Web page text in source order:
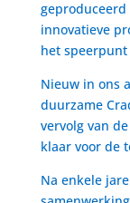
innovatieve
het speerpunt
Nieuw in ons
duurzame
vervolg van
klaar voor de
Na enkele